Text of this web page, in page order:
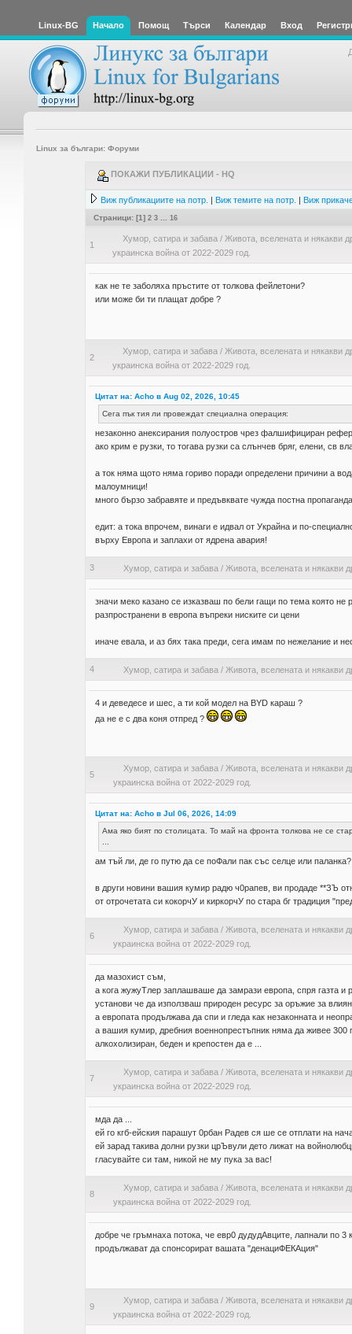
Linux-BG Начало Помощ Търси Календар Вход
Linux за българи: Форуми
ПОКАЖИ ПУБЛИКАЦИИ - HQ
Виж публикациите на потр. | Виж темите на потр. | Виж
Страници: [1] 2 3 16
1
Хумор, сатира и забава / Живота, вселената и някакви
украинска война от 2022-2029 год.
как не те заболяха пръстите от толкова фейлетони?
или може би ти плащат добре ?
2
Хумор, сатира и забава / Живота, вселената и някакви
украинска война от 2022-2029 год.
Цитат на: Acho в Aug 02, 2026, 10:45
Сега пък тия ли провеждат специална операция:
незаконно анексирания полуостров чрез фалшифициран
ако крим е рузки, то тогава рузки са слънчев бряг, елени, св
а ток няма щото няма гориво поради определени причини а
малоумници!
много бързо забравяте и предъвквате чужда постна пропаганда
едит: а тока впрочем, винаги е идвал от Украйна и по-
върху Европа и заплахи от ядрена авария!
3 Хумор, сатира и забава / Живота, вселената и някакви
значи меко казано се изказваш по бели гащи по тема която
разпространени в европа въпреки ниските си цени
иначе евала, и аз бях така преди, сега имам по нежелание и
4 Хумор, сатира и забава / Живота, вселената и някакви
4 и деведесе и шес, а ти кой модел на BYD караш ?
да не е с два коня отпред ?
5
Хумор, сатира и забава / Живота, вселената и някакви
украинска война от 2022-2029 год.
Цитат на: Acho в Jul 06, 2026, 14:09
Ама яко бият по столицата. То май на фронта толкова не се
...
ам тъй ли, де го путю да се поФали пак със селце или паланка?
в други новини вашия кумир радю ч0рапев, ви продаде **ЗЪ
от отрочетата си кокорчУ и киркорчУ по стара бг традиция
6
Хумор, сатира и забава / Живота, вселената и някакви
украинска война от 2022-2029 год.
да мазохист съм,
а кога жужуТлер заплашваше да замрази европа, спря газта и
установи че да използваш природен ресурс за оръжие за
а европата продължава да спи и гледа как незаконната и
а вашия кумир, дребния военнопрестъпник няма да живее 300
алкохолизиран, беден и крепостен да е ...
7
Хумор, сатира и забава / Живота, вселената и някакви
украинска война от 2022-2029 год.
мда да ...
ей го кгб-ейския парашут 0рбан Радев ся ше се отплати на
ей зарад такива долни рузки црЪвули дето лижат на
гласувайте си там, никой не му пука за вас!
8
Хумор, сатира и забава / Живота, вселената и някакви
украинска война от 2022-2029 год.
добре че гръмнаха потока, че евр0 дудудАвците, лапнали по
продължават да спонсорират вашата "денациФЕКАция"
9
Хумор, сатира и забава / Живота, вселената и някакви
украинска война от 2022-2029 год.